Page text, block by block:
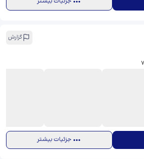
گزارش
جزئیات بیشتر